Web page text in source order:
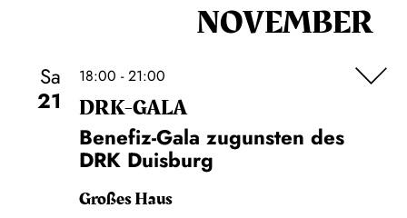
NOVEMBER
Sa
21
18:00 - 21:00
DRK-GALA
Benefiz-Gala zugunsten des
DRK Duisburg
Großes Haus